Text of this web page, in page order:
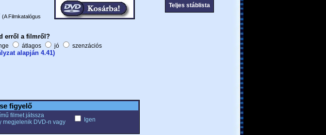
(A Filmkatalógus
erről a filmről?
átlagos jó szenzációs
alapján 4.41)
figyelő
filmet játssza
megjelenik DVD-n vagy
Igen
Teljes stáblista